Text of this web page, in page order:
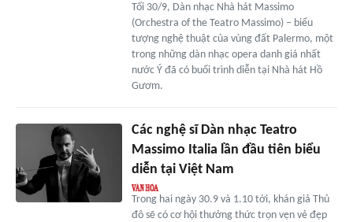
Tối 30/9, Dàn nhạc Nhà hát Massimo
(Orchestra of the Teatro Massimo) – biểu
tượng nghệ thuật của vùng đất Palermo, một
trong những dàn nhạc opera danh giá nhất
nước Ý đã có buổi trình diễn tại Nhà hát Hồ
Gươm.
Các nghệ sĩ Dàn nhạc Teatro
Massimo Italia lần đầu tiên biểu
diễn tại Việt Nam
Trong hai ngày 30.9 và 1.10 tới, khán giả Thủ
đô sẽ có cơ hội thưởng thức trọn vẹn vẻ đẹp